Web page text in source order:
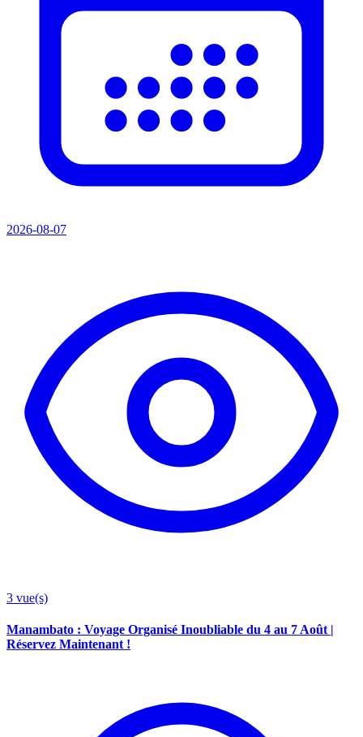
2026-08-07
3 vue(s)
Manambato : Voyage Organisé Inoubliable du 4 au 7 Août |
Réservez Maintenant !